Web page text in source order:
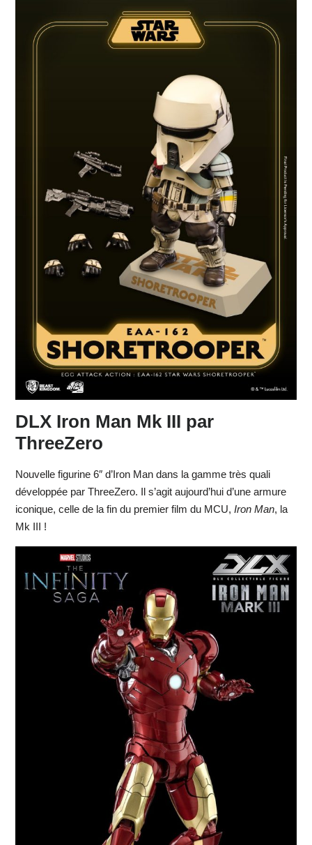
DLX Iron Man Mk III par
ThreeZero
Nouvelle figurine 6″ d’Iron Man dans la gamme très quali
développée par ThreeZero. Il s’agit aujourd’hui d’une armure
iconique, celle de la fin du premier film du MCU, Iron Man, la
Mk III !